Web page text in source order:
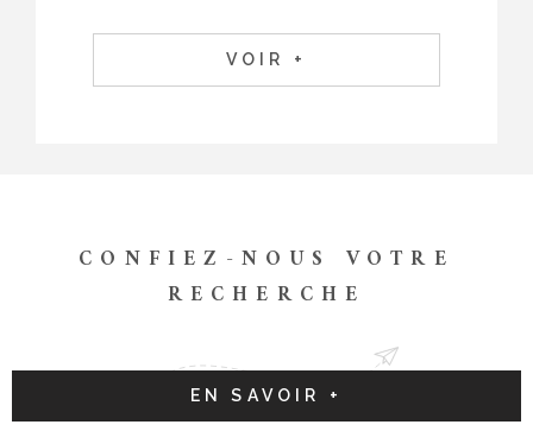
VOIR +
CONFIEZ-NOUS VOTRE
RECHERCHE
EN SAVOIR +